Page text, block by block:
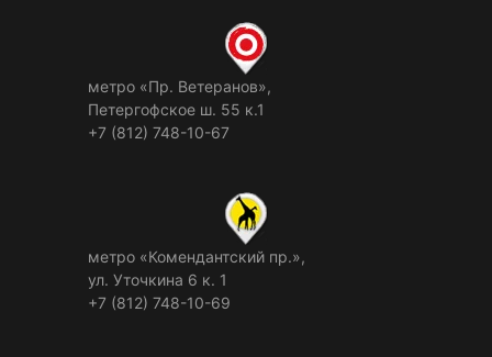
метро «Пр. Ветеранов»,
Петергофское ш. 55 к.1
+7 (812) 748-10-67
метро «Комендантский пр.»,
ул. Уточкина 6 к. 1
+7 (812) 748-10-69